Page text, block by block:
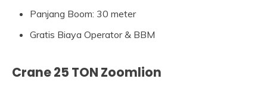
Panjang Boom: 30 meter
Gratis Biaya Operator & BBM
Crane 25 TON Zoomlion